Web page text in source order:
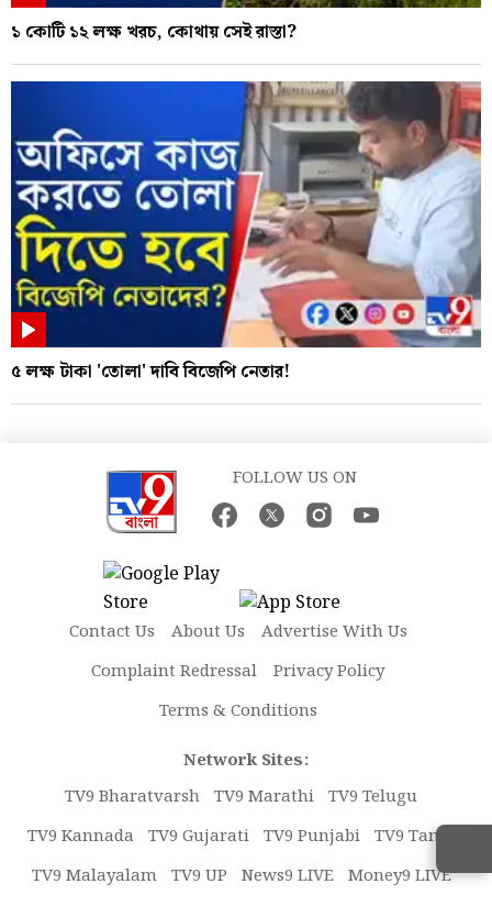
১ কোটি ১২ লক্ষ খরচ, কোথায় সেই রাস্তা?
৫ লক্ষ টাকা 'তোলা' দাবি বিজেপি নেতার!
FOLLOW US ON
Contact Us About Us
Advertise With Us
Complaint Redressal
Privacy Policy
Terms & Conditions
Network Sites:
TV9 Bharatvarsh TV9 Marathi TV9 Telugu
TV9 Kannada TV9 Gujarati TV9 Punjabi TV9 Tamil
TV9 Malayalam TV9 UP News9 LIVE Money9 LIVE